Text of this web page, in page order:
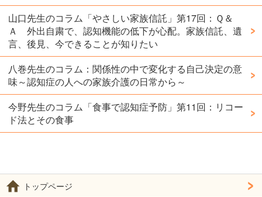
山口先生のコラム「やさしい家族信託」第17回：Ｑ＆
Ａ 外出自粛で、認知機能の低下が心配。家族信託、遺
言、後見、今できることが知りたい
八巻先生のコラム：関係性の中で変化する自己決定の意
味～認知症の人への家族介護の日常から～
今野先生のコラム「食事で認知症予防」第11回：リコー
ド法とその食事
トップページ